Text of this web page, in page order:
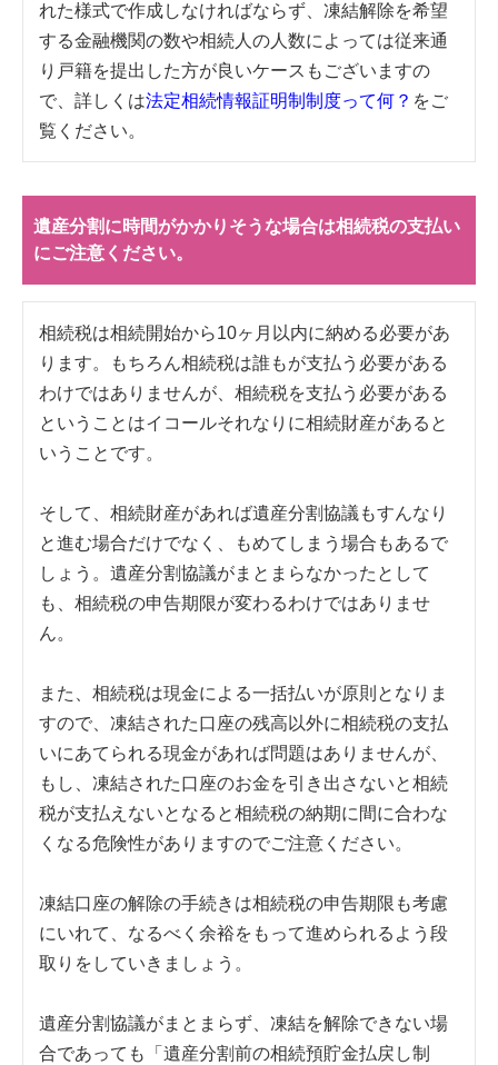
れた様式で作成しなければならず、凍結解除を希望
する金融機関の数や相続人の人数によっては従来通
り戸籍を提出した方が良いケースもございますの
で、詳しくは法定相続情報証明制制度って何？ をご
覧ください。
遺産分割に時間がかかりそうな場合は相続税の支払い
にご注意ください。
相続税は相続開始から10ヶ月以内に納める必要があ
ります。もちろん相続税は誰もが支払う必要がある
わけではありませんが、相続税を支払う必要がある
ということはイコールそれなりに相続財産があると
いうことです。
そして、相続財産があれば遺産分割協議もすんなり
と進む場合だけでなく、もめてしまう場合もあるで
しょう。遺産分割協議がまとまらなかったとして
も、相続税の申告期限が変わるわけではありませ
ん。
また、相続税は現金による一括払いが原則となりま
すので、凍結された口座の残高以外に相続税の支払
いにあてられる現金があれば問題はありませんが、
もし、凍結された口座のお金を引き出さないと相続
税が支払えないとなると相続税の納期に間に合わな
くなる危険性がありますのでご注意ください。
凍結口座の解除の手続きは相続税の申告期限も考慮
にいれて、なるべく余裕をもって進められるよう段
取りをしていきましょう。
遺産分割協議がまとまらず、凍結を解除できない場
合であっても「遺産分割前の相続預貯金払戻し制